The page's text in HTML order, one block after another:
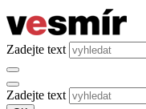
Zadejte text
Zadejte text